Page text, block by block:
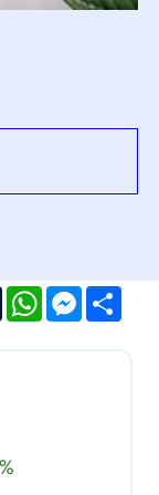
TumblrWhatsApp